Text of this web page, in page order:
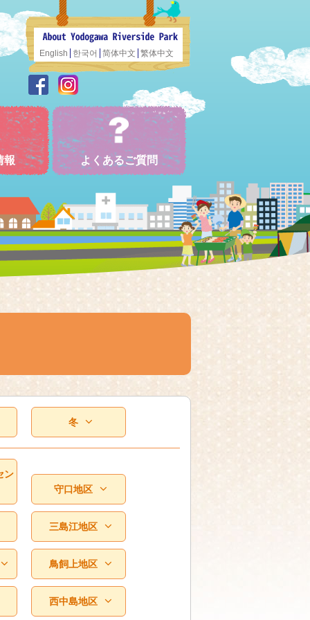
English 한국어 简体中文 繁体中文
報 よくあるご質問
冬
ン
守口地区
三島江地区
鳥飼上地区
西中島地区